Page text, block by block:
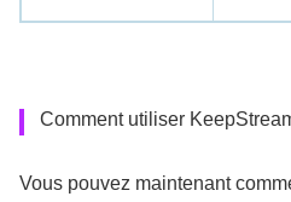
Comment utiliser
Vous pouvez maintenant